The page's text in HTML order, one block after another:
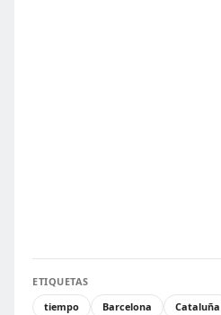
ETIQUETAS
tiempo
Barcelona
Cataluña